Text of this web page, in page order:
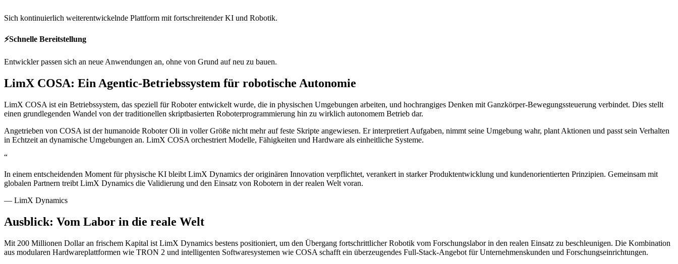
Sich kontinuierlich weiterentwickelnde Plattform mit fortschreitender KI und Robotik.
⚡Schnelle Bereitstellung
Entwickler passen sich an neue Anwendungen an, ohne von Grund auf neu zu bauen.
LimX COSA: Ein Agentic-Betriebssystem für robotische Autonomie
LimX COSA ist ein Betriebssystem, das speziell für Roboter entwickelt wurde, die in physischen Umgebungen arbeiten, und hochrangiges Denken mit Ganzkörper-Bewegungssteuerung verbindet. Dies stellt
einen grundlegenden Wandel von der traditionellen skriptbasierten Roboterprogrammierung hin zu wirklich autonomem Betrieb dar.
Angetrieben von COSA ist der humanoide Roboter Oli in voller Größe nicht mehr auf feste Skripte angewiesen. Er interpretiert Aufgaben, nimmt seine Umgebung wahr, plant Aktionen und passt sein Verhalten
in Echtzeit an dynamische Umgebungen an. LimX COSA orchestriert Modelle, Fähigkeiten und Hardware als einheitliche Systeme.
“
In einem entscheidenden Moment für physische KI bleibt LimX Dynamics der originären Innovation verpflichtet, verankert in starker Produktentwicklung und kundenorientierten Prinzipien. Gemeinsam mit
globalen Partnern treibt LimX Dynamics die Validierung und den Einsatz von Robotern in der realen Welt voran.
— LimX Dynamics
Ausblick: Vom Labor in die reale Welt
Mit 200 Millionen Dollar an frischem Kapital ist LimX Dynamics bestens positioniert, um den Übergang fortschrittlicher Robotik vom Forschungslabor in den realen Einsatz zu beschleunigen. Die Kombination
aus modularen Hardwareplattformen wie TRON 2 und intelligenten Softwaresystemen wie COSA schafft ein überzeugendes Full-Stack-Angebot für Unternehmenskunden und Forschungseinrichtungen.